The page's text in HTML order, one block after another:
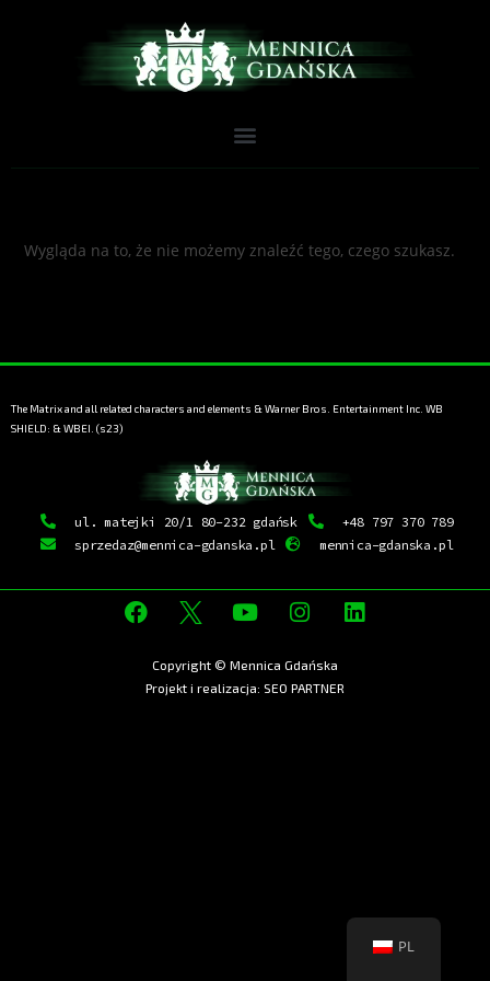
Wygląda na to, że nie możemy znaleźć tego, czego szukasz.
The Matrix and all related characters and elements & Warner Bros. Entertainment Inc. WB
SHIELD: & WBEI. (s23)
ul. matejki 20/1 80-232 gdańsk
+48 797 370 789
sprzedaz@mennica-gdanska.pl
mennica-gdanska.pl
Copyright © Mennica Gdańska
Projekt i realizacja: SEO PARTNER
PL